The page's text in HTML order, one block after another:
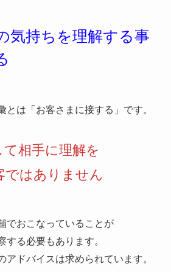
気持ちを理解する事
とは「お客さまに接する」です。
相手に理解を
ではありません
でおこなっていることが
る必要もあります。
アドバイスは求められています。